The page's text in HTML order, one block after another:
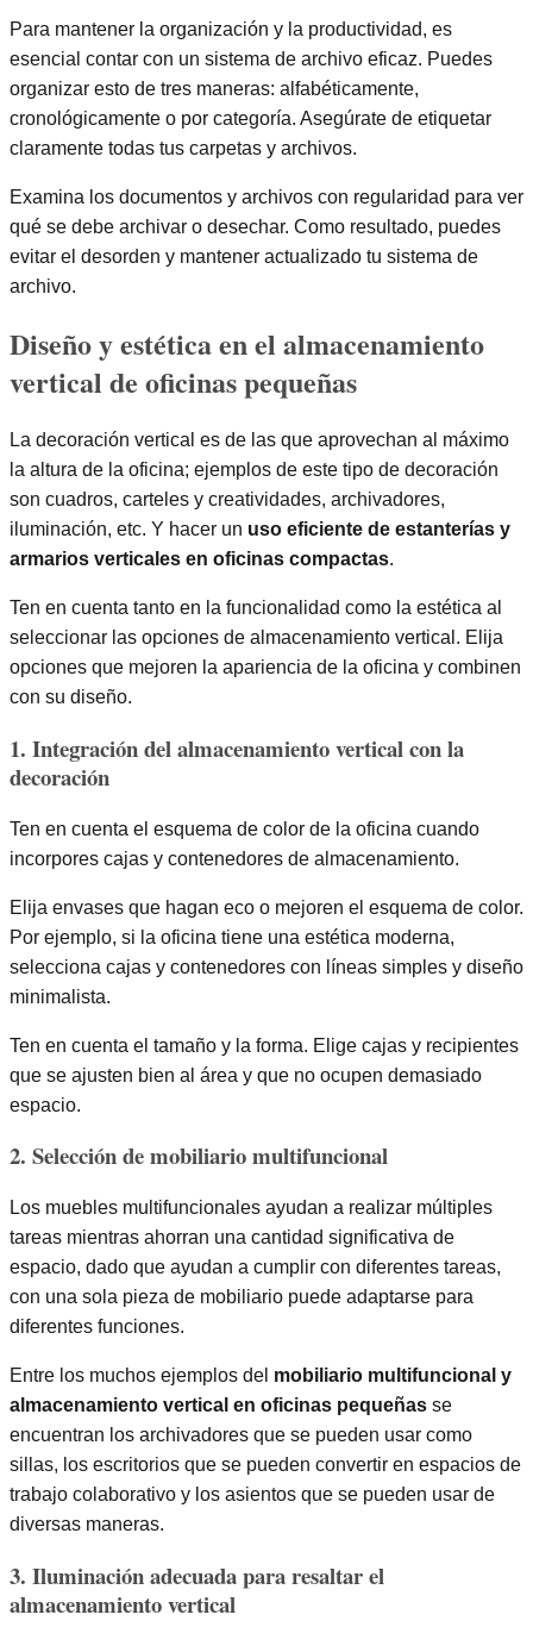
Para mantener la organización y la productividad, es
esencial contar con un sistema de archivo eficaz. Puedes
organizar esto de tres maneras: alfabéticamente,
cronológicamente o por categoría. Asegúrate de etiquetar
claramente todas tus carpetas y archivos.
Examina los documentos y archivos con regularidad para ver
qué se debe archivar o desechar. Como resultado, puedes
evitar el desorden y mantener actualizado tu sistema de
archivo.
Diseño y estética en el almacenamiento
vertical de oficinas pequeñas
La decoración vertical es de las que aprovechan al máximo
la altura de la oficina; ejemplos de este tipo de decoración
son cuadros, carteles y creatividades, archivadores,
iluminación, etc. Y hacer un uso eficiente de estanterías y
armarios verticales en oficinas compactas.
Ten en cuenta tanto en la funcionalidad como la estética al
seleccionar las opciones de almacenamiento vertical. Elija
opciones que mejoren la apariencia de la oficina y combinen
con su diseño.
1. Integración del almacenamiento vertical con la
decoración
Ten en cuenta el esquema de color de la oficina cuando
incorpores cajas y contenedores de almacenamiento.
Elija envases que hagan eco o mejoren el esquema de color.
Por ejemplo, si la oficina tiene una estética moderna,
selecciona cajas y contenedores con líneas simples y diseño
minimalista.
Ten en cuenta el tamaño y la forma. Elige cajas y recipientes
que se ajusten bien al área y que no ocupen demasiado
espacio.
2. Selección de mobiliario multifuncional
Los muebles multifuncionales ayudan a realizar múltiples
tareas mientras ahorran una cantidad significativa de
espacio, dado que ayudan a cumplir con diferentes tareas,
con una sola pieza de mobiliario puede adaptarse para
diferentes funciones.
Entre los muchos ejemplos del mobiliario multifuncional y
almacenamiento vertical en oficinas pequeñas se
encuentran los archivadores que se pueden usar como
sillas, los escritorios que se pueden convertir en espacios de
trabajo colaborativo y los asientos que se pueden usar de
diversas maneras.
3. Iluminación adecuada para resaltar el
almacenamiento vertical